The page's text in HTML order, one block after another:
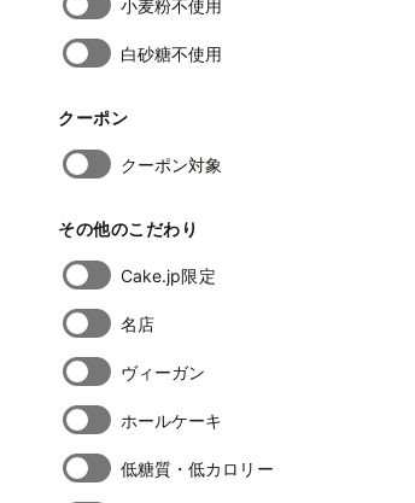
小麦粉不使用
白砂糖不使用
クーポン
クーポン対象
その他のこだわり
Cake.jp限定
名店
ヴィーガン
ホールケーキ
低糖質・低カロリー